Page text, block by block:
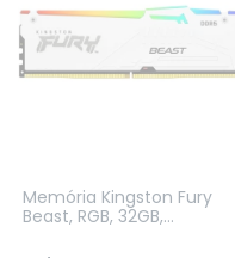
Memória Kingston Fury
Beast, RGB, 32GB,